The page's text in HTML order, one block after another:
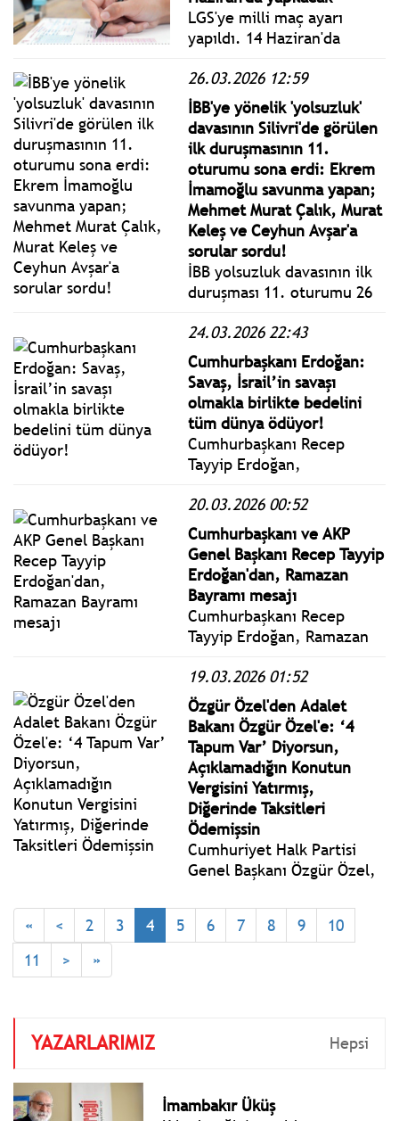
bakarsanız bir mezar taşı
ormanı...
LGS'ye milli maç ayarı
yapıldı. 14 Haziran'da
sınavı hakkındaki son karar
açıklandı. Sınav 13
Haziran'da yapılacak.
26.03.2026 12:59
İBB'ye yönelik 'yolsuzluk'
davasının Silivri'de görülen
ilk duruşmasının 11.
oturumu sona erdi: Ekrem
İmamoğlu savunma yapan;
Mehmet Murat Çalık, Murat
Keleş ve Ceyhun Avşar'a
sorular sordu!
İBB yolsuzluk davasının ilk
duruşması 11. oturumu 26
Silivri'de görülüyor. İBB
Başkan Ekrem İmamoğlu ile
tutuklu ve tutuksuz
sanıklar hakim karşısında
savunma yapıyor.
24.03.2026 22:43
Cumhurbaşkanı Erdoğan:
Savaş, İsrail’in savaşı
olmakla birlikte bedelini
tüm dünya ödüyor!
Cumhurbaşkanı Recep
Tayyip Erdoğan,
Külliyesinde
gerçekleştirilen
Cumhurbaşkanlığı Kabinesi
Toplantısı’nın ardından
basın açıklaması yaptı.
20.03.2026 00:52
Cumhurbaşkanı ve AKP
Genel Başkanı Recep Tayyip
Erdoğan'dan, Ramazan
Bayramı mesajı
Cumhurbaşkanı Recep
Tayyip Erdoğan, Ramazan
yayımladığı mesajında, tüm
vatandaşların Ramazan
Bayramı’nı tebrik etti.
19.03.2026 01:52
Özgür Özel'den Adalet
Bakanı Özgür Özel'e: ‘4
Tapum Var’ Diyorsun,
Açıklamadığın Konutun
Vergisini Yatırmış,
Diğerinde Taksitleri
Ödemişsin
Cumhuriyet Halk Partisi
Genel Başkanı Özgür Özel,
Mart darbesinin birinci
yıldönümünde düzenlenen
« < 2 3 4 5 6 7 8 9
10
11
> »
YAZARLARIMIZ Hepsi
İmambakır Üküş